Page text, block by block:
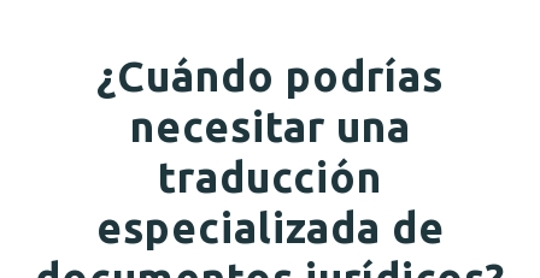
¿Cuándo podrías
necesitar una
traducción
especializada de